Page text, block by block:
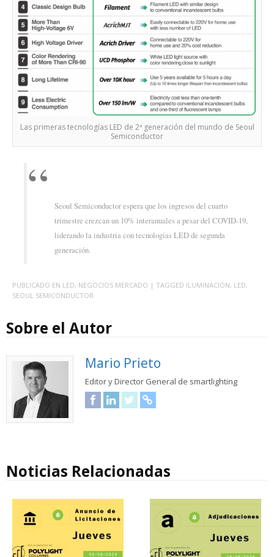
Las primeras tecnologías LED de 2ª generación del mundo de Seoul
Semiconductor
Seoul Semiconductor espera que los ingresos del cuarto
trimestre crezcan un 10% interanuales a pesar del COVID-19,
liderando la industria con tecnologías LED de segunda
generación.
PUBLICADO EN LED, NEGOCIOS MERCADO | TAGGED ILUMINACIÓN, LED,
SEOUL SEMICONDUCTOR
Sobre el Autor
Mario Prieto
Editor y Director General de smartlighting
FacebookLinkedInTwitter
Noticias Relacionadas